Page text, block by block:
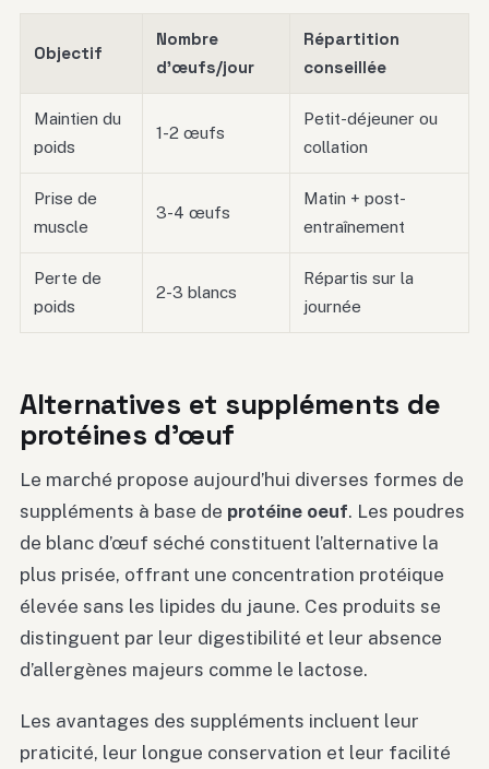
Objectif
Nombre
d’œufs/jour
Répartition
conseillée
Maintien du
poids
1-2 œufs
Petit-déjeuner ou
collation
Prise de
muscle
3-4 œufs
Matin + post-
entraînement
Perte de
poids
2-3 blancs
Répartis sur la
journée
Alternatives et suppléments de
protéines d’œuf
Le marché propose aujourd’hui diverses formes de
suppléments à base de protéine oeuf. Les poudres
de blanc d’œuf séché constituent l’alternative la
plus prisée, offrant une concentration protéique
élevée sans les lipides du jaune. Ces produits se
distinguent par leur digestibilité et leur absence
d’allergènes majeurs comme le lactose.
Les avantages des suppléments incluent leur
praticité, leur longue conservation et leur facilité